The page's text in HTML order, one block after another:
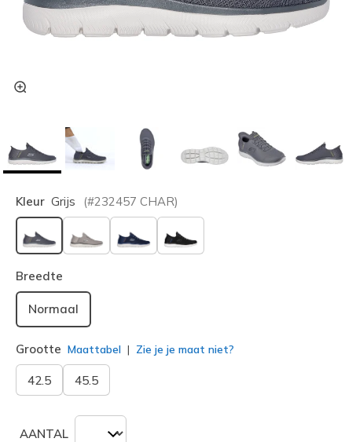
Kleur Grijs (#232457 CHAR)
geselecteerd
Breedte
Normaal
Grootte Maattabel Zie je je maat niet?
42.5 45.5
AANTAL